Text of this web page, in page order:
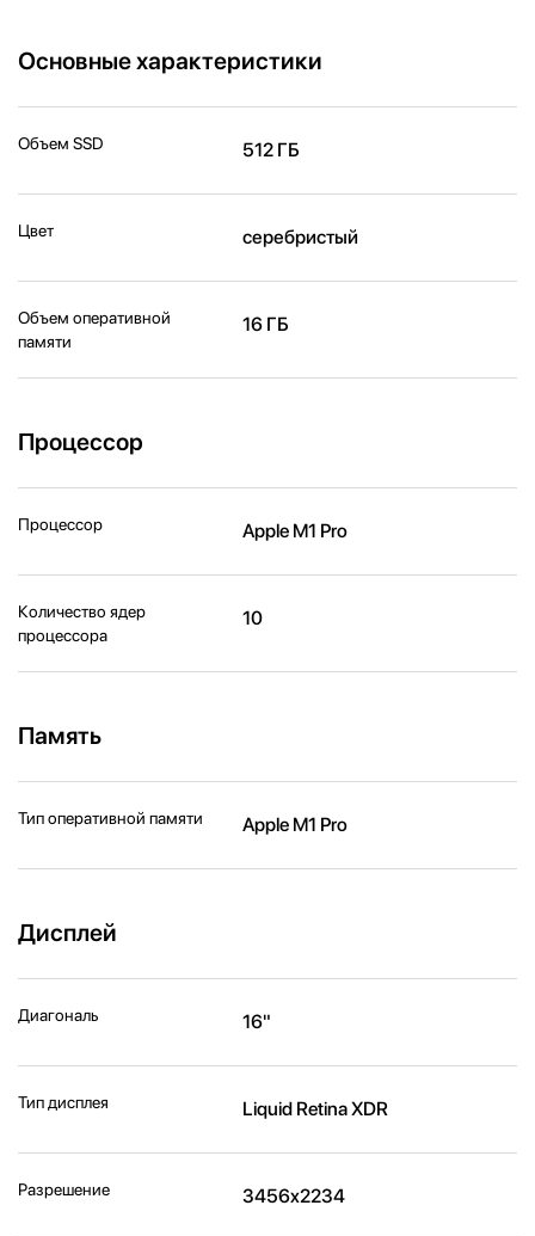
Основные характеристики
Объем SSD 512 ГБ
Цвет серебристый
Объем оперативной
памяти
16 ГБ
Процессор
Процессор Apple M1 Pro
Количество ядер
процессора
10
Память
Тип оперативной памяти Apple M1 Pro
Дисплей
Диагональ 16"
Тип дисплея Liquid Retina XDR
Разрешение 3456x2234